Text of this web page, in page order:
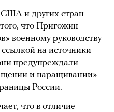
и других стран
что Пригожин
военному руководству
на источники
предупреждали
и наращивании»
России.
что в отличие